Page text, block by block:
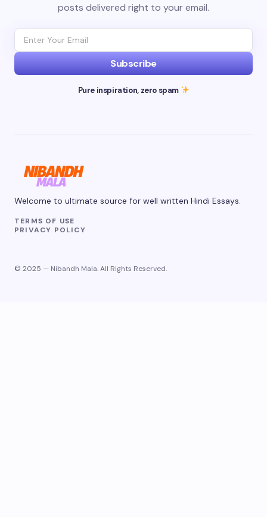
posts delivered right to your email.
Subscribe
Pure inspiration, zero spam
Welcome to ultimate source for well written Hindi Essays.
TERMS OF USE
PRIVACY POLICY
© 2025 — Nibandh Mala. All Rights Reserved.